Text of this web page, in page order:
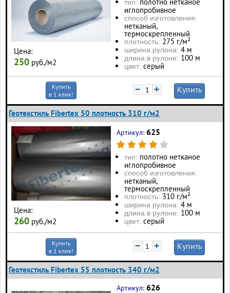
Цена:
250 руб./м2
тип:
иглопробивное
способ изготовления:
нетканый,
термоскрепленный
плотность: 275 г/м²
ширина рулона: 4 м
длина в рулоне: 100 м
цвет: серый
Купить
в 1 клик!
− + Купить
Геотекстиль Fibertex 50 плотность 310 г/м2
Цена:
260 руб./м2
Артикул: 625
тип: полотно нетканое
иглопробивное
способ изготовления:
нетканый,
термоскрепленный
плотность: 310 г/м²
ширина рулона: 4 м
длина в рулоне: 100 м
цвет: серый
Купить
в 1 клик!
− + Купить
Геотекстиль Fibertex 55 плотность 340 г/м2
Артикул: 626